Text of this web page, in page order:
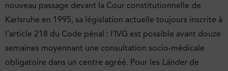
nouveau passage devant la Cour constitutionnelle de
Karlsruhe en 1995, sa législation actuelle toujours inscrite à
l’article 218 du Code pénal : l’IVG est possible avant douze
semaines moyennant une consultation socio-médicale
obligatoire dans un centre agréé. Pour les Länder de